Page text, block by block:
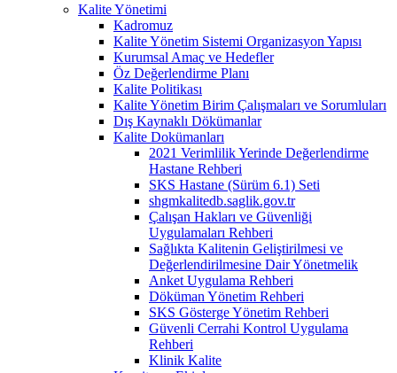
Kalite Yönetimi
Kadromuz
Kalite Yönetim Sistemi Organizasyon Yapısı
Kurumsal Amaç ve Hedefler
Öz Değerlendirme Planı
Kalite Politikası
Kalite Yönetim Birim Çalışmaları ve Sorumluları
Dış Kaynaklı Dökümanlar
Kalite Dokümanları
2021 Verimlilik Yerinde Değerlendirme
Hastane Rehberi
SKS Hastane (Sürüm 6.1) Seti
shgmkalitedb.saglik.gov.tr
Çalışan Hakları ve Güvenliği
Uygulamaları Rehberi
Sağlıkta Kalitenin Geliştirilmesi ve
Değerlendirilmesine Dair Yönetmelik
Anket Uygulama Rehberi
Döküman Yönetim Rehberi
SKS Gösterge Yönetim Rehberi
Güvenli Cerrahi Kontrol Uygulama
Rehberi
Klinik Kalite